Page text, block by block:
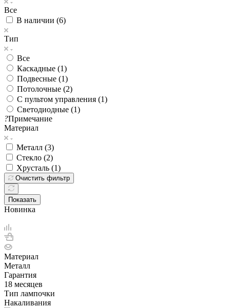
Все
В наличии (6)
Тип
Все
Каскадные (1)
Подвесные (1)
Потолочные (2)
С пультом управления (1)
Светодиодные (1)
?Примечание
Материал
Металл (3)
Стекло (2)
Хрусталь (1)
Очистить фильтр
Показать
Новинка
Материал
Металл
Гарантия
18 месяцев
Тип лампочки
Накаливания